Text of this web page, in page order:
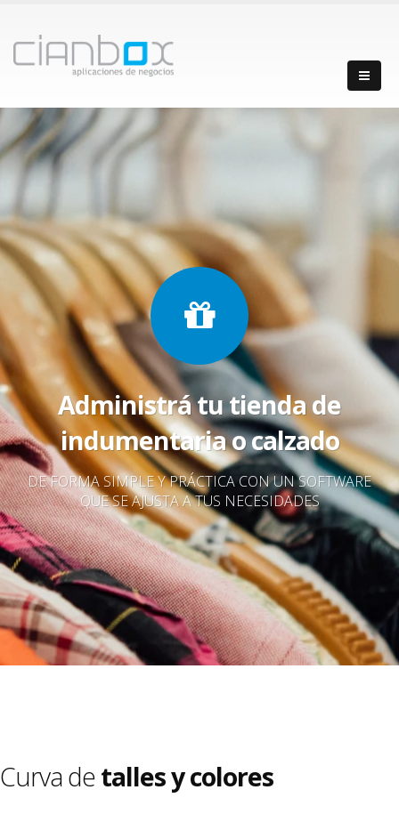
Administrá tu tienda de
indumentaria o calzado
DE FORMA SIMPLE Y PRÁCTICA CON UN SOFTWARE
QUE SE AJUSTA A TUS NECESIDADES
Curva detalles y colores